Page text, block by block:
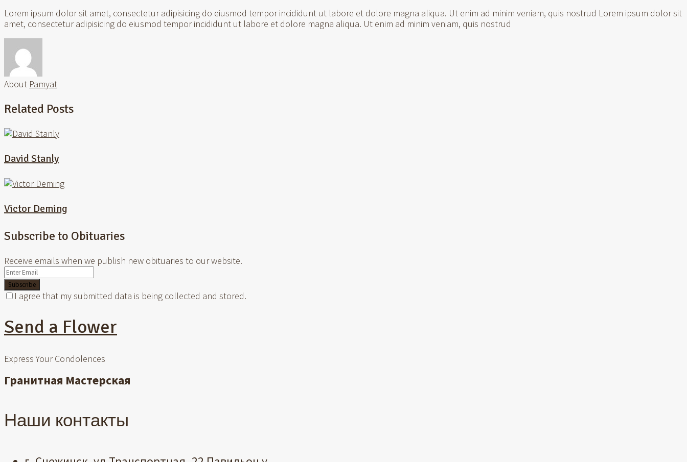
Lorem ipsum dolor sit amet, consectetur adipisicing do eiusmod tempor incididunt ut labore et dolore magna aliqua. Ut enim ad minim veniam, quis nostrud Lorem ipsum dolor sit
amet, consectetur adipisicing do eiusmod tempor incididunt ut labore et dolore magna aliqua. Ut enim ad minim veniam, quis nostrud
About Pamyat
Related Posts
David Stanly
Victor Deming
Subscribe to Obituaries
Receive emails when we publish new obituaries to our website.
Subscribe
I agree that my submitted data is being collected and stored.
Send a Flower
Express Your Condolences
Гранитная Мастерская
Наши контакты